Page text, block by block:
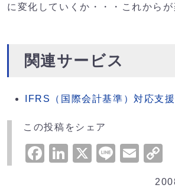
に変化していくか・・・これからが
関連サービス
IFRS（国際会計基準）対応支
この投稿をシェア
Facebook
LinkedIn
X Line